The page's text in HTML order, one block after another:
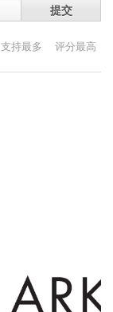
提交
支持最多 评分最高